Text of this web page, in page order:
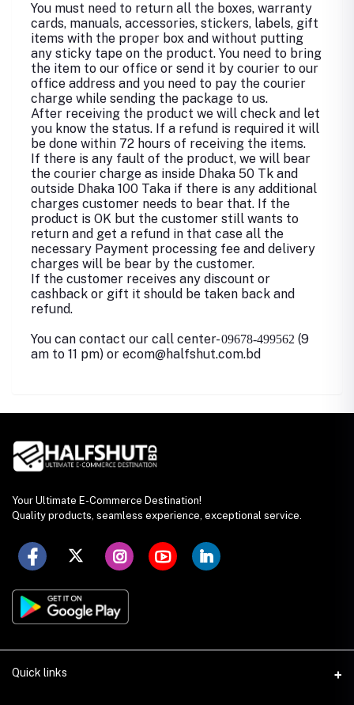
You must need to return all the boxes, warranty
cards, manuals, accessories, stickers, labels, gift
items with the proper box and without putting
any sticky tape on the product. You need to bring
the item to our office or send it by courier to our
office address and you need to pay the courier
charge while sending the package to us.
After receiving the product we will check and let
you know the status. If a refund is required it will
be done within 72 hours of receiving the items.
If there is any fault of the product, we will bear
the courier charge as inside Dhaka 50 Tk and
outside Dhaka 100 Taka if there is any additional
charges customer needs to bear that. If the
product is OK but the customer still wants to
return and get a refund in that case all the
necessary Payment processing fee and delivery
charges will be bear by the customer.
If the customer receives any discount or
cashback or gift it should be taken back and
refund.
You can contact our call center-09678-499562 (9
am to 11 pm) or ecom@halfshut.com.bd
Your Ultimate E-Commerce Destination!
Quality products, seamless experience, exceptional service.
Quick links